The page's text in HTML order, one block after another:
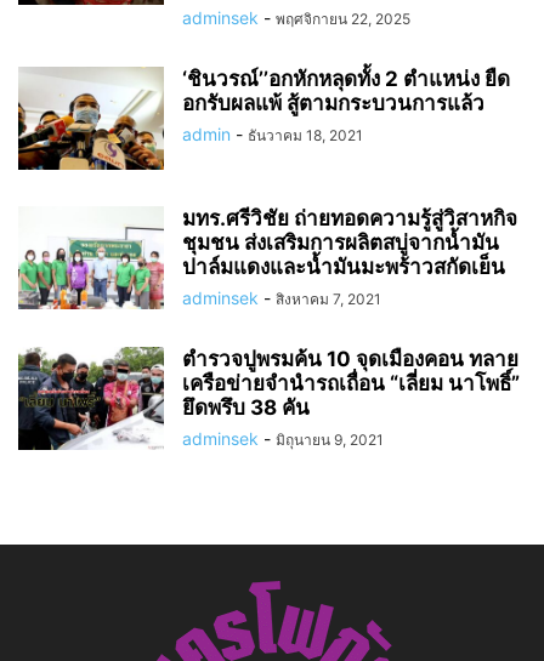
adminsek - พฤศจิกายน 22, 2025
‘ชินวรณ์’’อกหักหลุดทั้ง 2 ตำแหน่ง ยืด
อกรับผลแพ้ สู้ตามกระบวนการแล้ว
admin - ธันวาคม 18, 2021
มทร.ศรีวิชัย ถ่ายทอดความรู้สู่วิสาหกิจ
ชุมชน ส่งเสริมการผลิตสบู่จากน้ำมัน
ปาล์มแดงและน้ำมันมะพร้าวสกัดเย็น
adminsek - สิงหาคม 7, 2021
ตำรวจปูพรมค้น 10 จุดเมืองคอน ทลาย
เครือข่ายจำนำรถเถื่อน “เลี่ยม นาโพธิ์”
ยึดพรึบ 38 คัน
adminsek - มิถุนายน 9, 2021